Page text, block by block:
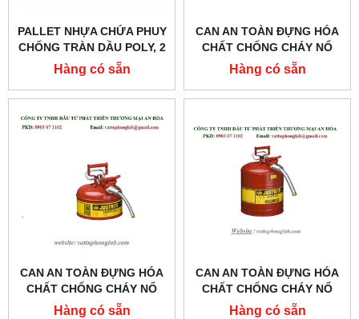
PALLET NHỰA CHỨA PHUY
CHỐNG TRÀN DẦU POLY, 2
DRUM, DUNG TÍCH 32
GALLON/ 120 LÍT MODEL:
SPP102
Hàng có sẵn
CAN AN TOÀN ĐỰNG HÓA
CHẤT CHỐNG CHÁY NỔ
MODEL: 7220120
Hàng có sẵn
CAN AN TOÀN ĐỰNG HÓA
CHẤT CHỐNG CHÁY NỔ
MODEL:7210120
Hàng có sẵn
CAN AN TOÀN ĐỰNG HÓA
CHẤT CHỐNG CHÁY NỔ
MODEL:7250130
Hàng có sẵn